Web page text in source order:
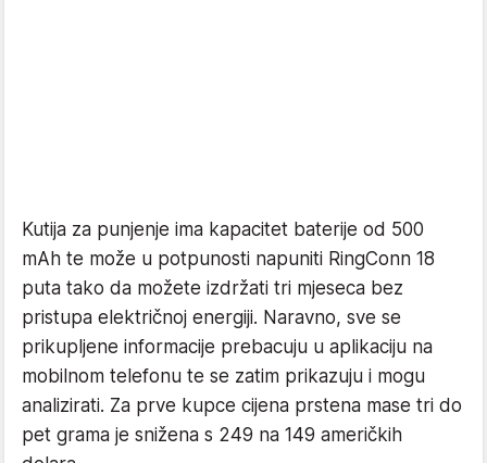
Kutija za punjenje ima kapacitet baterije od 500
mAh te može u potpunosti napuniti RingConn 18
puta tako da možete izdržati tri mjeseca bez
pristupa električnoj energiji. Naravno, sve se
prikupljene informacije prebacuju u aplikaciju na
mobilnom telefonu te se zatim prikazuju i mogu
analizirati. Za prve kupce cijena prstena mase tri do
pet grama je snižena s 249 na 149 američkih